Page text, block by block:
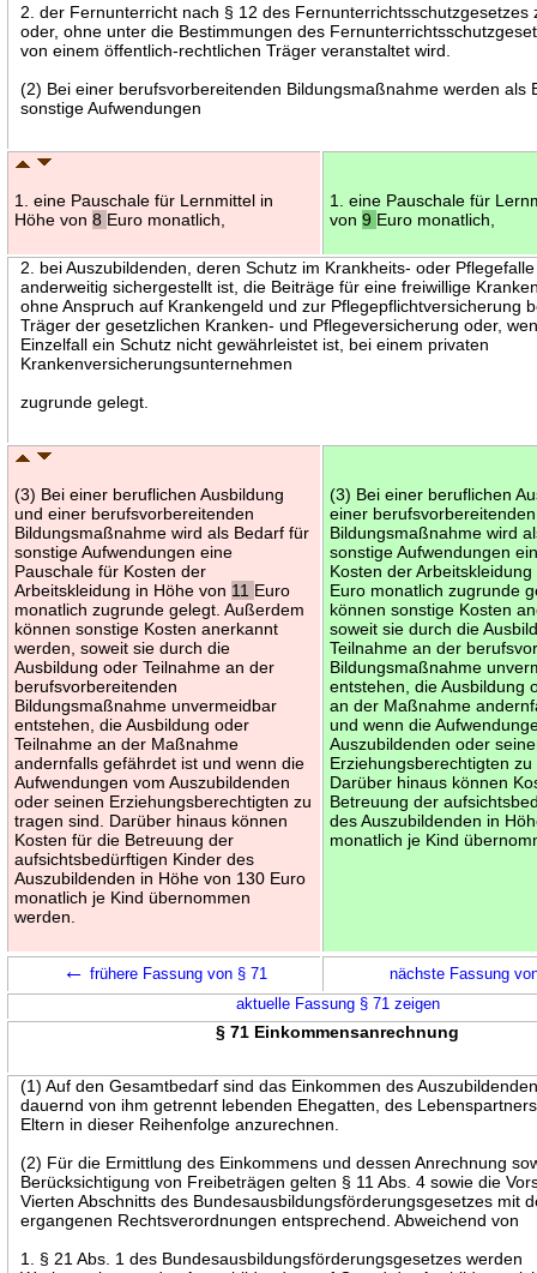
2. der Fernunterricht nach § 12 des Fernunterrichtsschutzgesetzes
oder, ohne unter die Bestimmungen des
von einem öffentlich-rechtlichen Träger veranstaltet wird.
(2) Bei einer berufsvorbereitenden Bildungsmaßnahme werden als
sonstige Aufwendungen
1. eine Pauschale für Lernmittel in
Höhe von8 Euro monatlich,
1. eine Pauschale für
von9 Euro monatlich,
2. bei Auszubildenden, deren Schutz im Krankheits- oder
anderweitig sichergestellt ist, die Beiträge für eine freiwillige
ohne Anspruch auf Krankengeld und zur Pflegepflichtversicherung
Träger der gesetzlichen Kranken- und Pflegeversicherung oder,
Einzelfall ein Schutz nicht gewährleistet ist, bei einem privaten
Krankenversicherungsunternehmen
zugrunde gelegt.
(3) Bei einer beruflichen Ausbildung
und einer berufsvorbereitenden
Bildungsmaßnahme wird als Bedarf für
sonstige Aufwendungen eine
Pauschale für Kosten der
Arbeitskleidung in Höhe von 11 Euro
monatlich zugrunde gelegt. Außerdem
können sonstige Kosten anerkannt
werden, soweit sie durch die
Ausbildung oder Teilnahme an der
berufsvorbereitenden
Bildungsmaßnahme unvermeidbar
entstehen, die Ausbildung oder
Teilnahme an der Maßnahme
andernfalls gefährdet ist und wenn die
Aufwendungen vom Auszubildenden
oder seinen Erziehungsberechtigten zu
tragen sind. Darüber hinaus können
Kosten für die Betreuung der
aufsichtsbedürftigen Kinder des
Auszubildenden in Höhe von 130 Euro
monatlich je Kind übernommen
werden.
(3) Bei einer beruflichen
einer berufsvorbereitenden
Bildungsmaßnahme wird
sonstige Aufwendungen
Kosten der
Euro monatlich zugrunde
können sonstige Kosten
soweit sie durch die
Teilnahme an der
Bildungsmaßnahme
entstehen, die Ausbildung
an der Maßnahme
und wenn die
Auszubildenden oder
Erziehungsberechtigten
Darüber hinaus können
Betreuung der
des Auszubildenden in
monatlich je Kind
← frühere Fassung von § 71
nächste Fassung
aktuelle Fassung § 71 zeigen
§ 71 Einkommensanrechnung
(1) Auf den Gesamtbedarf sind das Einkommen des
dauernd von ihm getrennt lebenden Ehegatten, des
Eltern in dieser Reihenfolge anzurechnen.
(2) Für die Ermittlung des Einkommens und dessen Anrechnung
Berücksichtigung von Freibeträgen gelten § 11 Abs. 4 sowie die
Vierten Abschnitts des Bundesausbildungsförderungsgesetzes mit
ergangenen Rechtsverordnungen entsprechend. Abweichend von
1. § 21 Abs. 1 des Bundesausbildungsförderungsgesetzes werden